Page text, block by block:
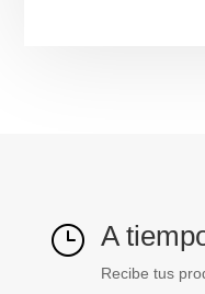
} A
Recibe tus